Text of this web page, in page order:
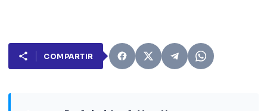
COMPARTIR